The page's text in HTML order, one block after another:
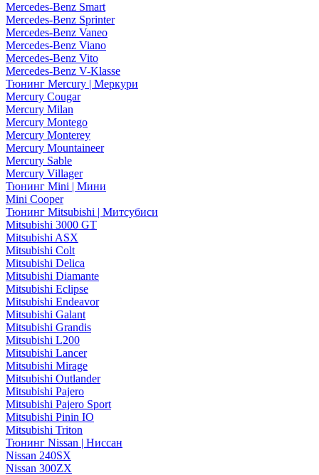
Mercedes-Benz Smart
Mercedes-Benz Sprinter
Mercedes-Benz Vaneo
Mercedes-Benz Viano
Mercedes-Benz Vito
Mercedes-Benz V-Klasse
Тюнинг Mercury | Меркури
Mercury Cougar
Mercury Milan
Mercury Montego
Mercury Monterey
Mercury Mountaineer
Mercury Sable
Mercury Villager
Тюнинг Mini | Мини
Mini Cooper
Тюнинг Mitsubishi | Митсубиси
Mitsubishi 3000 GT
Mitsubishi ASX
Mitsubishi Colt
Mitsubishi Delica
Mitsubishi Diamante
Mitsubishi Eclipse
Mitsubishi Endeavor
Mitsubishi Galant
Mitsubishi Grandis
Mitsubishi L200
Mitsubishi Lancer
Mitsubishi Mirage
Mitsubishi Outlander
Mitsubishi Pajero
Mitsubishi Pajero Sport
Mitsubishi Pinin IO
Mitsubishi Triton
Тюнинг Nissan | Ниссан
Nissan 240SX
Nissan 300ZX